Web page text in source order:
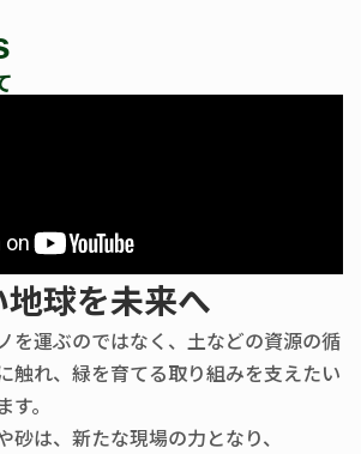
球を未来へ
を運ぶのではなく、土などの資源の循
触れ、緑を育てる取り組みを支えたい
。
砂は、新たな現場の力となり、